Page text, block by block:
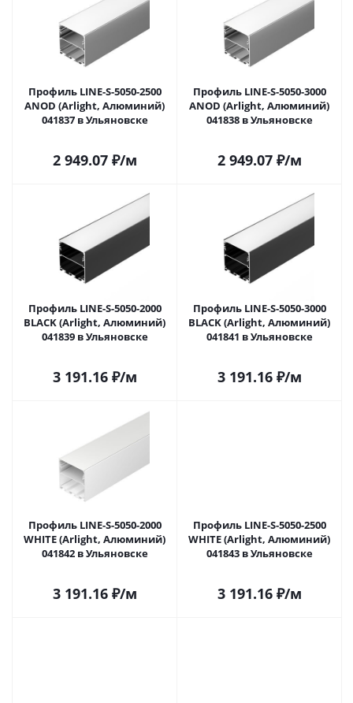
Профиль LINE-S-5050-2500
ANOD (Arlight, Алюминий)
041837 в Ульяновске
2 949.07₽/м
Профиль LINE-S-5050-3000
ANOD (Arlight, Алюминий)
041838 в Ульяновске
2 949.07₽/м
Профиль LINE-S-5050-2000
BLACK (Arlight, Алюминий)
041839 в Ульяновске
3 191.16₽/м
Профиль LINE-S-5050-3000
BLACK (Arlight, Алюминий)
041841 в Ульяновске
3 191.16₽/м
Профиль LINE-S-5050-2000
WHITE (Arlight, Алюминий)
041842 в Ульяновске
3 191.16₽/м
Профиль LINE-S-5050-2500
WHITE (Arlight, Алюминий)
041843 в Ульяновске
3 191.16₽/м